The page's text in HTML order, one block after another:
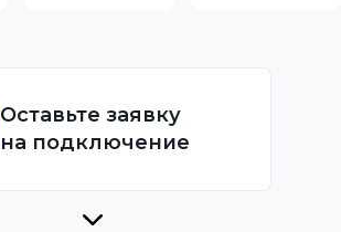
Оставьте заявку
на подключение